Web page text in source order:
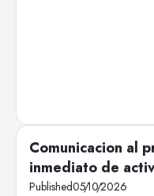
Comunicacion al
inmediato de
Published05/10/2026